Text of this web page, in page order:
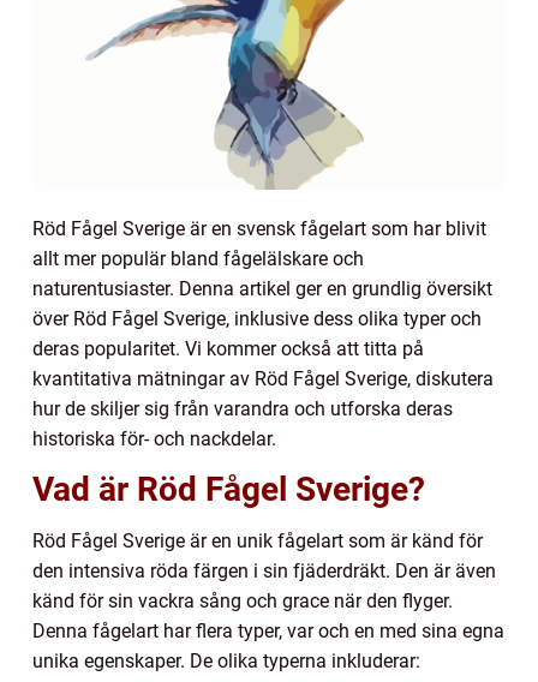
Röd Fågel Sverige är en svensk fågelart som har blivit
allt mer populär bland fågelälskare och
naturentusiaster. Denna artikel ger en grundlig översikt
över Röd Fågel Sverige, inklusive dess olika typer och
deras popularitet. Vi kommer också att titta på
kvantitativa mätningar av Röd Fågel Sverige, diskutera
hur de skiljer sig från varandra och utforska deras
historiska för- och nackdelar.
Vad är Röd Fågel Sverige?
Röd Fågel Sverige är en unik fågelart som är känd för
den intensiva röda färgen i sin fjäderdräkt. Den är även
känd för sin vackra sång och grace när den flyger.
Denna fågelart har flera typer, var och en med sina egna
unika egenskaper. De olika typerna inkluderar: